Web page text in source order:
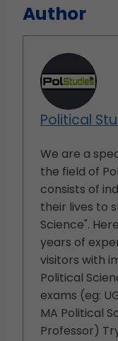
Author
Political
We are a
the field of
consists of
their lives to
Science".
years of
visitors with
Political
exams (eg:
MA Political
Professor)